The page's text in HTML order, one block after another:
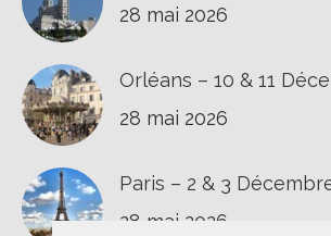
28 mai 2026
Orléans – 10 & 11
28 mai 2026
Paris – 2 & 3
28 mai 2026